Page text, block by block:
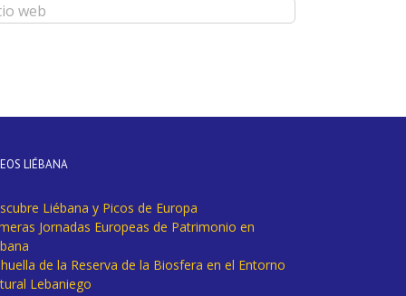
LIÉBANA
Liébana y Picos de Europa
Jornadas Europeas de Patrimonio en
de la Reserva de la Biosfera en el Entorno
Lebaniego